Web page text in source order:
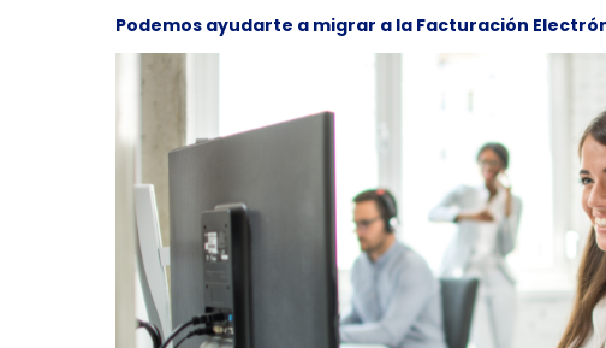
Podemos ayudarte a migrar a la Facturación